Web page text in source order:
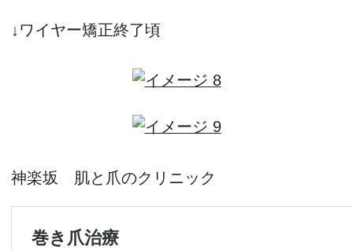
↓ワイヤー矯正終了頃
神楽坂 肌と爪のクリニック